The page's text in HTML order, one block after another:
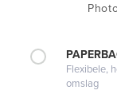
Flexibele,
omslag